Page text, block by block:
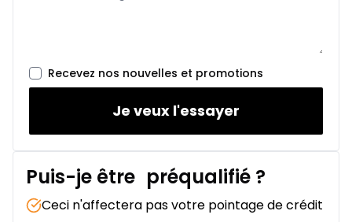
Recevez nos nouvelles et promotions
Je veux l'essayer
Puis-je être préqualifié ?
Ceci n'affectera pas votre pointage de crédit